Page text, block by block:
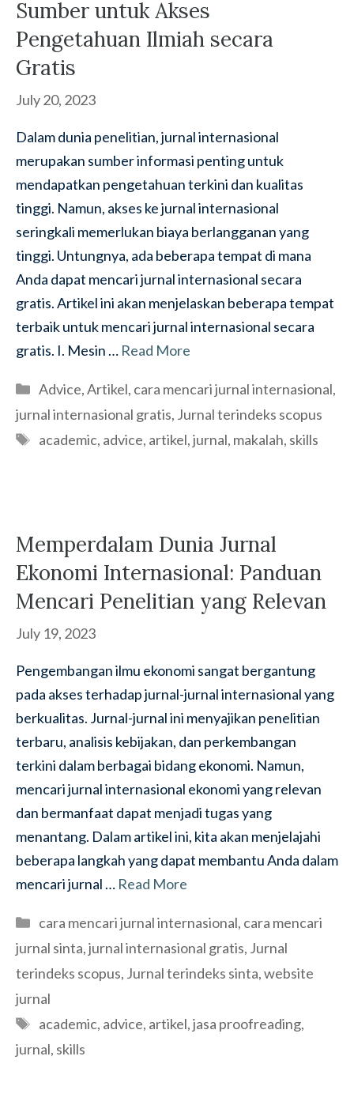
Sumber untuk Akses
Pengetahuan Ilmiah secara
Gratis
July 20, 2023
Dalam dunia penelitian, jurnal internasional
merupakan sumber informasi penting untuk
mendapatkan pengetahuan terkini dan kualitas
tinggi. Namun, akses ke jurnal internasional
seringkali memerlukan biaya berlangganan yang
tinggi. Untungnya, ada beberapa tempat di mana
Anda dapat mencari jurnal internasional secara
gratis. Artikel ini akan menjelaskan beberapa tempat
terbaik untuk mencari jurnal internasional secara
gratis. I. Mesin … Read More
Categories
Advice,Artikel, cara mencari jurnal internasional,
jurnal internasional gratis, Jurnal terindeks scopus
Tags
academic, advice, artikel,jurnal, makalah, skills
Memperdalam Dunia Jurnal
Ekonomi Internasional: Panduan
Mencari Penelitian yang Relevan
July 19, 2023
Pengembangan ilmu ekonomi sangat bergantung
pada akses terhadap jurnal-jurnal internasional yang
berkualitas. Jurnal-jurnal ini menyajikan penelitian
terbaru, analisis kebijakan, dan perkembangan
terkini dalam berbagai bidang ekonomi. Namun,
mencari jurnal internasional ekonomi yang relevan
dan bermanfaat dapat menjadi tugas yang
menantang. Dalam artikel ini, kita akan menjelajahi
beberapa langkah yang dapat membantu Anda dalam
mencari jurnal … Read More
Categories
cara mencari jurnal internasional, cara mencari
jurnal sinta,jurnal internasional gratis, Jurnal
terindeks scopus, Jurnal terindeks sinta,website
jurnal
Tags
academic, advice, artikel,jasa proofreading,
jurnal, skills